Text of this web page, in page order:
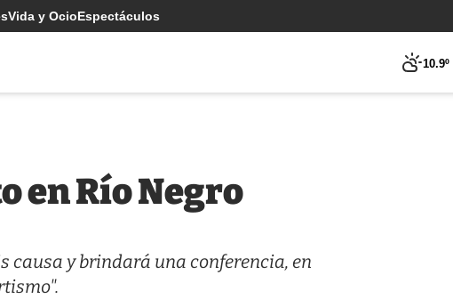
Vida y OcioEspectáculos
10.9º
en Río Negro
y brindará una conferencia, en